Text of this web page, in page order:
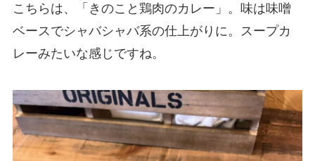
こちらは、「きのこと鶏肉のカレー」。味は味噌
ベースでシャバシャバ系の仕上がりに。スープカ
レーみたいな感じですね。